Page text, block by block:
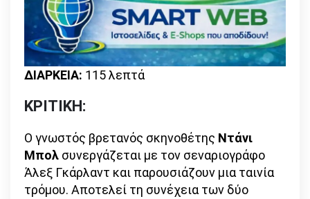
ΔΙΑΡΚΕΙΑ: 115 λεπτά
ΚΡΙΤΙΚΗ:
Ο γνωστός βρετανός σκηνοθέτης Ντάνι
Μπολ συνεργάζεται με τον σεναριογράφο
Άλεξ Γκάρλαντ και παρουσιάζουν μια ταινία
τρόμου. Αποτελεί τη συνέχεια των δύο